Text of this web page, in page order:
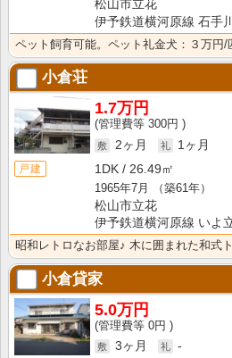
松山市立花
伊予鉄道横河原線 石手
小倉荘
戸建
1.7万円
300円
2ヶ月
1ヶ月
1DK
26.49㎡
1965年7月
（築61年）
松山市立花
伊予鉄道横河原線 いよ
昭和レトロなお部屋♪ 木に囲まれた和式
小倉貸家
5.0万円
0円
3ヶ月
-